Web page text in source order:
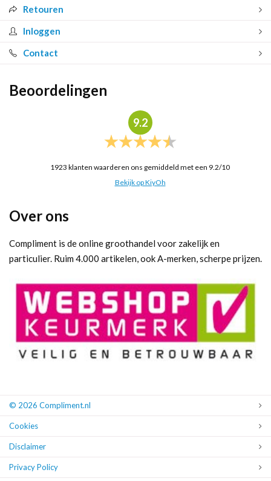
Retouren
Inloggen
Contact
Beoordelingen
9.2
1923 klanten waarderen ons gemiddeld met een 9.2/10
Bekijk op KiyOh
Over ons
Compliment is de online groothandel voor zakelijk en
particulier. Ruim 4.000 artikelen, ook A-merken, scherpe prijzen.
© 2026 Compliment.nl
Cookies
Disclaimer
Privacy Policy